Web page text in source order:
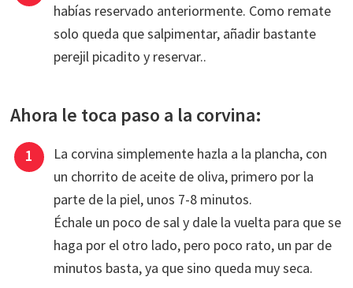
habías reservado anteriormente. Como remate
solo queda que salpimentar, añadir bastante
perejil picadito y reservar..
Ahora le toca paso a la corvina:
La corvina simplemente hazla a la plancha, con
un chorrito de aceite de oliva, primero por la
parte de la piel, unos 7-8 minutos.
Échale un poco de sal y dale la vuelta para que se
haga por el otro lado, pero poco rato, un par de
minutos basta, ya que sino queda muy seca.